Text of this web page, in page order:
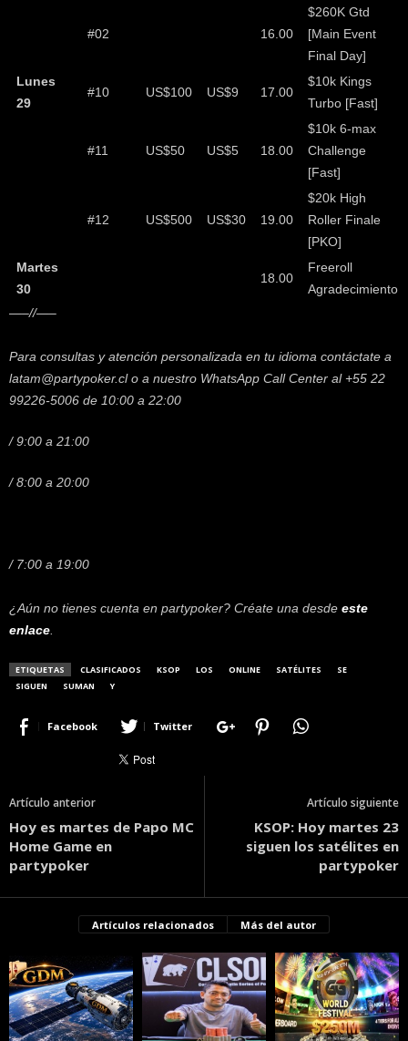
Lunes
29
#02 16.00
$260K Gtd
[Main Event
Final Day]
#10 US$100 US$9 17.00
$10k Kings
Turbo [Fast]
#11 US$50 US$5 18.00
$10k 6-max
Challenge
[Fast]
#12 US$500 US$30 19.00
$20k High
Roller Finale
[PKO]
Martes
30
18.00
Freeroll
Agradecimiento
—–//—–
Para consultas y atención personalizada en tu idioma contáctate a
latam@partypoker.cl o a nuestro WhatsApp Call Center al +55 22
99226-5006 de 10:00 a 22:00
/ 9:00 a 21:00
/ 8:00 a 20:00
/ 7:00 a 19:00
¿Aún no tienes cuenta en partypoker? Créate una desde este
enlace
ETIQUETAS CLASIFICADOS KSOP LOS ONLINE SATÉLITES
SE
SIGUEN
SUMAN Y
Facebook Twitter
Artículo anterior
Hoy es martes de Papo MC
Home Game en
partypoker
Artículo siguiente
KSOP: Hoy martes 23
siguen los satélites en
partypoker
Artículos relacionados Más del autor